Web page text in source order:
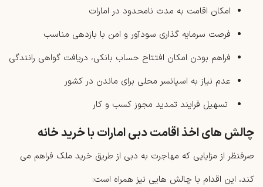
امکان اقامت به مدت نامحدود در امارات
فرصت سرمایه گذاری سودآور و امن با بازدهی مناسب
فراهم بودن امکان افتتاح حساب بانکی، دریافت گواهی رانندگی
عدم نیاز به اسپانسر محلی برای ماندن در کشور
تسهیل فرایند تمدید مجوز کسب و کار
چالش های اخذ اقامت دبی امارات با خرید خانه
صرفنظر از مزایایی که مهاجرت به دبی از طریق خرید ملک فراهم می
کند، این اقدام با چالش هایی نیز همراه است: